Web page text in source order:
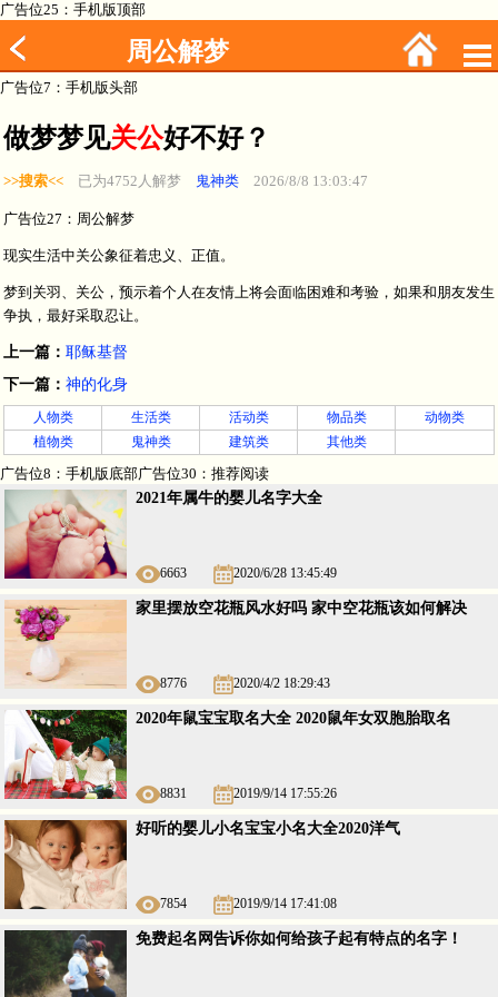
广告位25：手机版顶部
周公解梦
广告位7：手机版头部
做梦梦见关公好不好？
>>搜索<< 已为4752人解梦 鬼神类 2026/8/8 13:03:47
广告位27：周公解梦
现实生活中关公象征着忠义、正值。
梦到关羽、关公，预示着个人在友情上将会面临困难和考验，如果和朋友发生
争执，最好采取忍让。
上一篇： 耶稣基督
下一篇： 神的化身
人物类 生活类 活动类 物品类
动物类
植物类
鬼神类 建筑类 其他类
广告位8：手机版底部广告位30：推荐阅读
2021年属牛的婴儿名字大全
6663 2020/6/28 13:45:49
家里摆放空花瓶风水好吗 家中空花瓶该如何解决
8776 2020/4/2 18:29:43
2020年鼠宝宝取名大全 2020鼠年女双胞胎取名
8831 2019/9/14 17:55:26
好听的婴儿小名宝宝小名大全2020洋气
7854 2019/9/14 17:41:08
免费起名网告诉你如何给孩子起有特点的名字！